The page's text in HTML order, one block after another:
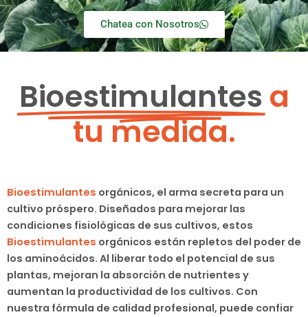
Chatea con Nosotros
Bioestimulantes a
tu medida.
Bioestimulantes orgánicos, el arma secreta para un
cultivo próspero. Diseñados para mejorar las
condiciones fisiológicas de sus cultivos, estos
Bioestimulantes orgánicos están repletos del poder de
los aminoácidos. Al liberar todo el potencial de sus
plantas, mejoran la absorción de nutrientes y
aumentan la productividad de los cultivos. Con
nuestra fórmula de calidad profesional, puede confiar